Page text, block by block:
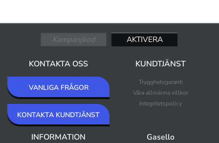
KONTAKTA OSS
VANLIGA FRÅGOR
KONTAKTA KUNDTJÄNST
KUNDTJÄNST
Trygghetsgaranti
Våra allmänna villkor
Integritetspolicy
INFORMATION Gasello